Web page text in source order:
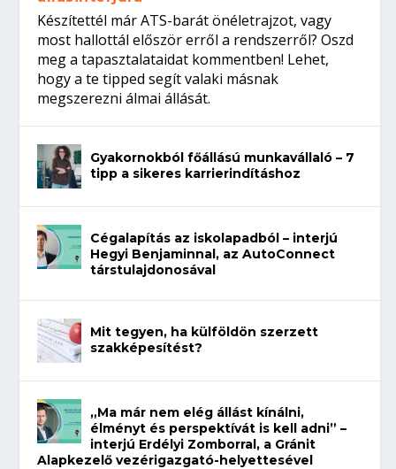
Készítettél már ATS-barát önéletrajzot, vagy
most hallottál először erről a rendszerről? Oszd
meg a tapasztalataidat kommentben! Lehet,
hogy a te tipped segít valaki másnak
megszerezni álmai állását.
Gyakornokból főállású munkavállaló – 7
tipp a sikeres karrierindításhoz
Cégalapítás az iskolapadból – interjú
Hegyi Benjaminnal, az AutoConnect
társtulajdonosával
Mit tegyen, ha külföldön szerzett
szakképesítést?
„Ma már nem elég állást kínálni,
élményt és perspektívát is kell adni” –
interjú Erdélyi Zomborral, a Gránit
Alapkezelő vezérigazgató-helyettesével